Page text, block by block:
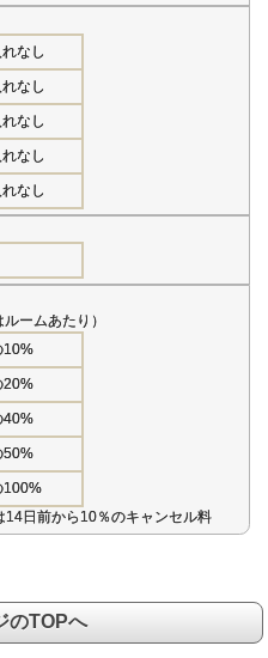
なし
なし
なし
なし
なし
ームあたり）
10%
20%
40%
50%
100%
日前から10％のキャンセル料
のTOPへ